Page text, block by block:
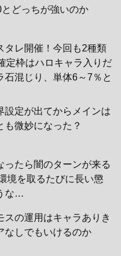
どっちが強いのか
タレ開催！今回も2種類
定枠はハロキャラ入りだ
石混じり、単体6～7％と
設定が出てからメインは
も微妙になった？
ったら闇のターンが来る
を取るたびに長い懲
な…
スの運用はキャラありき
なしでもいけるのか